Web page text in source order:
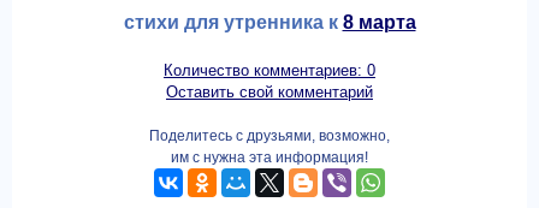
стихи для утренника к 8 марта
Количество комментариев: 0
Оставить свой комментарий
Поделитесь с друзьями, возможно,
им с нужна эта информация!